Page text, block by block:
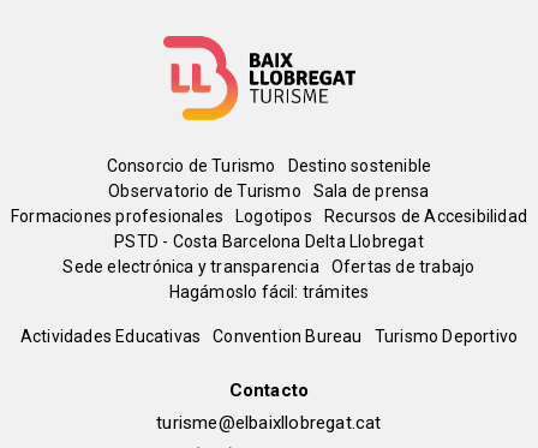
Menú
del
pie
Consorcio de Turismo
Destino sostenible
Observatorio de Turismo
Sala de prensa
Formaciones profesionales
Logotipos
Recursos de Accesibilidad
PSTD - Costa Barcelona Delta Llobregat
Sede electrónica y transparencia
Ofertas de trabajo
Hagámoslo fácil: trámites
Peu
Actividades Educativas Convention Bureau Turismo Deportivo
Contacto
turisme@elbaixllobregat.cat